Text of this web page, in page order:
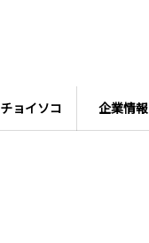
チョイソコ 企業情報